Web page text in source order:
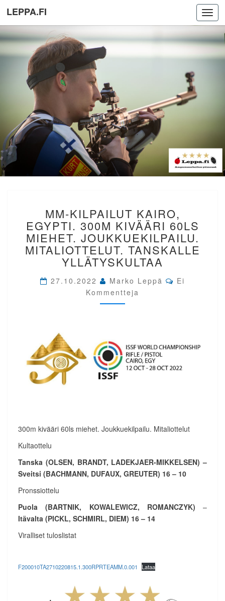
LEPPA.FI
KILPAILUT
KAIRO,
EGYPTI.
300M
KIVÄÄRI
60LS
JOUKKUEKILPAILU.
MITALIOTTELUT.
TANSKALLE
MM-KILPAILUT KAIRO,
EGYPTI. 300M KIVÄÄRI 60LS
MIEHET. JOUKKUEKILPAILU.
MITALIOTTELUT. TANSKALLE
YLLÄTYSKULTAA
27.10.2022 Marko Leppä Comments
Ei
Kommentteja
300m kivääri 60ls miehet. Joukkuekilpailu. Mitaliottelut
Kultaottelu
Tanska (OLSEN, BRANDT, LADEKJAER-MIKKELSEN) –
Sveitsi (BACHMANN, DUFAUX, GREUTER) 16 – 10
Pronssiottelu
Puola (BARTNIK, KOWALEWICZ, ROMANCZYK) –
Itävalta (PICKL, SCHMIRL, DIEM) 16 – 14
Viralliset tuloslistat
F200010TA2710220815.1.300RPRTEAMM.0.001 Lataa